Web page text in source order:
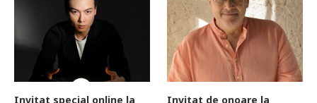
Invitat special online la
Invitat de onoare la